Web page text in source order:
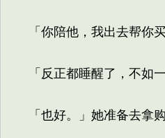
「你陪他，我出去帮你
「反正都睡醒了，不如一
「也好。」她准备去拿